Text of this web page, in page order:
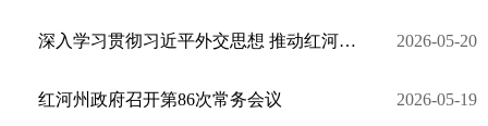
深入学习贯彻习近平外交思想 推动红河州对外开放迈上新台阶 2026-05-20
红河州政府召开第86次常务会议 2026-05-19